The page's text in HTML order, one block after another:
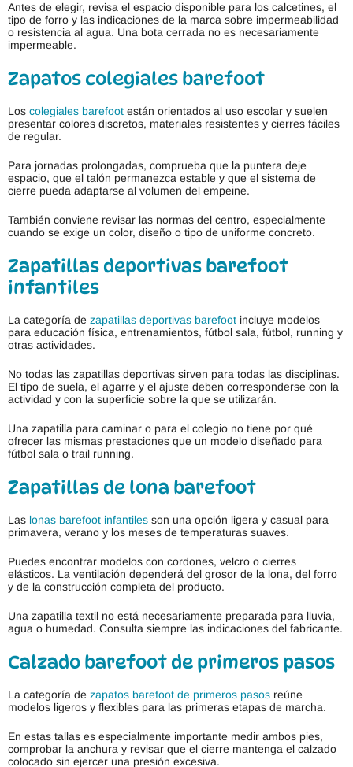
Antes de elegir, revisa el espacio disponible para los calcetines, el
tipo de forro y las indicaciones de la marca sobre impermeabilidad
o resistencia al agua. Una bota cerrada no es necesariamente
impermeable.
Zapatos colegiales barefoot
Los colegiales barefoot están orientados al uso escolar y suelen
presentar colores discretos, materiales resistentes y cierres fáciles
de regular.
Para jornadas prolongadas, comprueba que la puntera deje
espacio, que el talón permanezca estable y que el sistema de
cierre pueda adaptarse al volumen del empeine.
También conviene revisar las normas del centro, especialmente
cuando se exige un color, diseño o tipo de uniforme concreto.
Zapatillas deportivas barefoot
infantiles
La categoría de zapatillas deportivas barefoot incluye modelos
para educación física, entrenamientos, fútbol sala, fútbol, running y
otras actividades.
No todas las zapatillas deportivas sirven para todas las disciplinas.
El tipo de suela, el agarre y el ajuste deben corresponderse con la
actividad y con la superficie sobre la que se utilizarán.
Una zapatilla para caminar o para el colegio no tiene por qué
ofrecer las mismas prestaciones que un modelo diseñado para
fútbol sala o trail running.
Zapatillas de lona barefoot
Las lonas barefoot infantiles son una opción ligera y casual para
primavera, verano y los meses de temperaturas suaves.
Puedes encontrar modelos con cordones, velcro o cierres
elásticos. La ventilación dependerá del grosor de la lona, del forro
y de la construcción completa del producto.
Una zapatilla textil no está necesariamente preparada para lluvia,
agua o humedad. Consulta siempre las indicaciones del fabricante.
Calzado barefoot de primeros pasos
La categoría de zapatos barefoot de primeros pasos reúne
modelos ligeros y flexibles para las primeras etapas de marcha.
En estas tallas es especialmente importante medir ambos pies,
comprobar la anchura y revisar que el cierre mantenga el calzado
colocado sin ejercer una presión excesiva.